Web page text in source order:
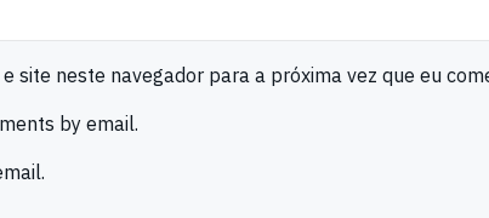
site neste navegador para a próxima vez que eu
by email.